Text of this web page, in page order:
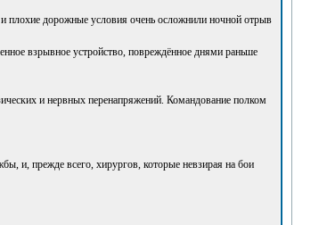
плохие дорожные условия очень осложнили ночной отрыв
взрывное устройство, повреждённое днями раньше
и нервных перенапряжений. Командование полком
и, прежде всего, хирургов, которые невзирая на бои